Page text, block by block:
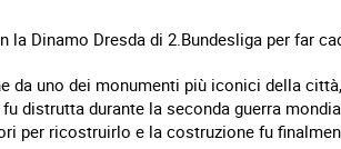
la Dinamo Dresda di 2.Bundesliga per far
da uno dei monumenti più iconici della
distrutta durante la seconda guerra
per ricostruirlo e la costruzione fu